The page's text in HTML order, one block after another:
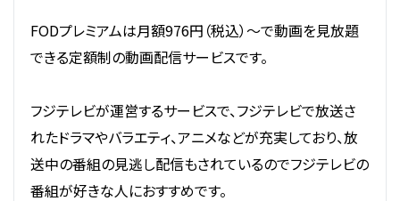
FODプレミアムは月額976円（税込）～で動画を見放題
できる定額制の動画配信サービスです。
フジテレビが運営するサービスで、フジテレビで放送さ
れたドラマやバラエティ、アニメなどが充実しており、放
送中の番組の見逃し配信もされているのでフジテレビの
番組が好きな人におすすめです。